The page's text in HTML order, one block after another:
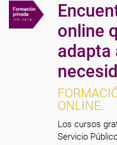
online
adapta
ONLINE.
Los cursos
Servicio